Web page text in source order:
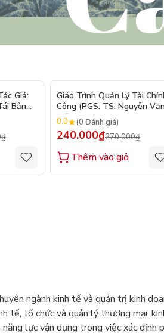
- 9%
Giả:
Bản
-
Giáo Trình Quản Lý Tài
Công (PGS. TS. Nguyễn Văn
Hiệu)
0.0 (0 Đánh giá)
240.000₫270.000₫
Thêm vào giỏ
ngành kinh tế và quản trị kinh
tế, tổ chức và quản lý thương mại,
lực vận dụng trong việc xác định